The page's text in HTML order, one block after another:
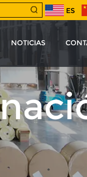
ES
NOTICIAS